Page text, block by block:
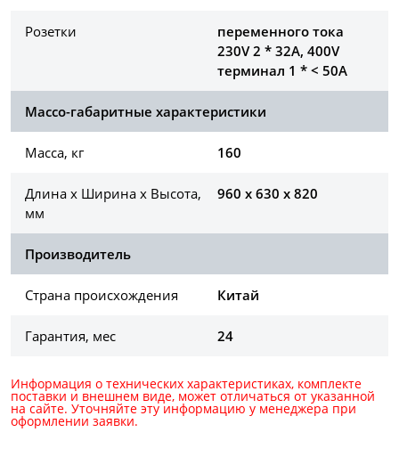
Розетки
переменного тока
230V 2 * 32A, 400V
терминал 1 * < 50A
Массо-габаритные характеристики
Масса, кг 160
Длина х Ширина х Высота,
мм
960 x 630 x 820
Производитель
Страна происхождения Китай
Гарантия, мес 24
Информация о технических характеристиках, комплекте
поставки и внешнем виде, может отличаться от указанной
на сайте. Уточняйте эту информацию у менеджера при
оформлении заявки.